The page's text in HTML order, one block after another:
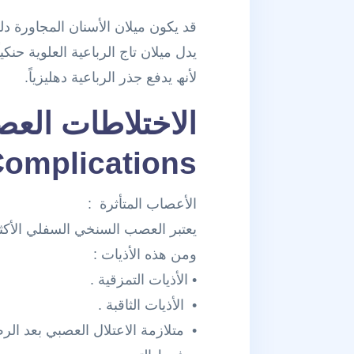
قد یكون میلان الأسنان المجاورة
یدل میلان تاج الرباعیة العلویة
لأنھ یدفع جذر الرباعیة دھلیزیاً.
الاختلاطات
الأعصاب المتأثرة :
يعتبر العصب السنخي السفلي
ومن هذه الأذيات :
• الأذيات التمزقية .
• الأذيات الثاقبة .
• متلازمة الاعتلال العصبي بعد